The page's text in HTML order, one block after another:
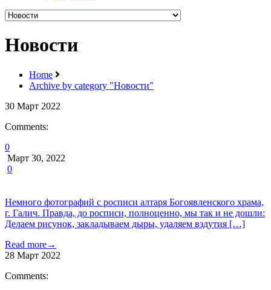
Новости
Home
Archive by category "Новости"
30 Март 2022
Comments:
0
Март 30, 2022
0
Немного фотографий с росписи алтаря Богоявленского храма,
г. Галич. Правда, до росписи, полноценно, мы так и не дошли:
Делаем рисунок, закладываем дыры, удаляем вздутия […]
Read more→
28 Март 2022
Comments: